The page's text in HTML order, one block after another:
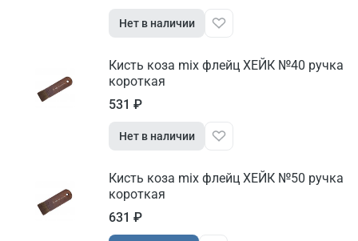
Нет в наличии
Кисть коза mix флейц ХЕЙК №40 ручка
короткая
531 ₽
Нет в наличии
Кисть коза mix флейц ХЕЙК №50 ручка
короткая
631 ₽